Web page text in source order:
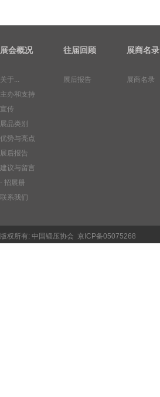
展会概况
关于...
主办和支持
宣传
展品类别
优势与亮点
展后报告
建议与留言
- 招展册
联系我们
往届回顾
展后报告
展商名录
展商名录
版权所有: 中国锻压协会 京ICP备05075268